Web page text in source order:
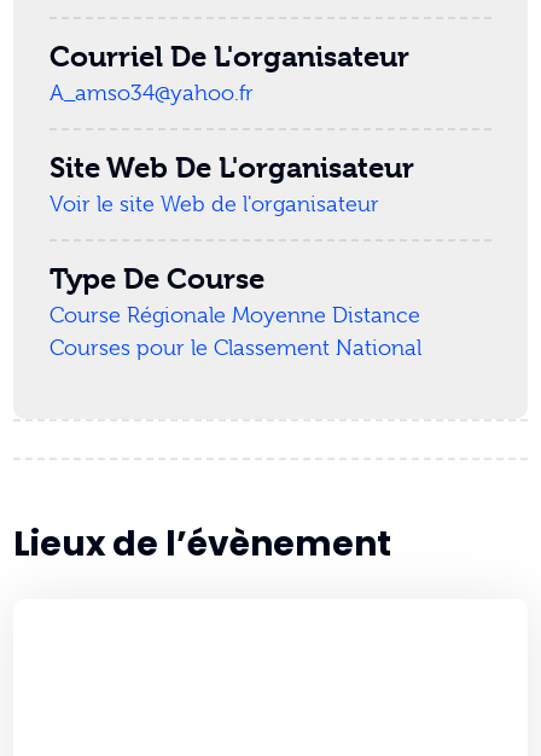
Lieux de l’évènement
Courriel De L'organisateur
A_amso34@yahoo.fr
Site Web De L'organisateur
Voir le site Web de l'organisateur
Type De Course
Course Régionale Moyenne Distance
Courses pour le Classement National